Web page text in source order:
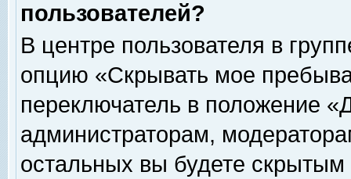
пользователей?
В центре пользователя в
опцию «Скрывать мое
переключатель в положение
администраторам,
остальных вы будете скрытым